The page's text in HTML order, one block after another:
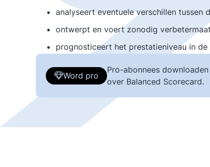
analyseert eventuele verschillen tussen
ontwerpt en voert zonodig
prognosticeert het prestatieniveau in
Word pro
Pro-abonnees
over Balanced Scorecard.